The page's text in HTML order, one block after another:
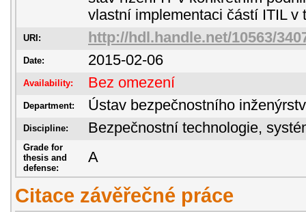
vlastní implementaci částí ITIL v
URI: http://hdl.handle.net/10563/
Date: 2015-02-06
Availability: Bez omezení
Department: Ústav bezpečnostního
Discipline: Bezpečnostní technologie,
Grade for
thesis and
defense:
A
Citace závěřečné práce